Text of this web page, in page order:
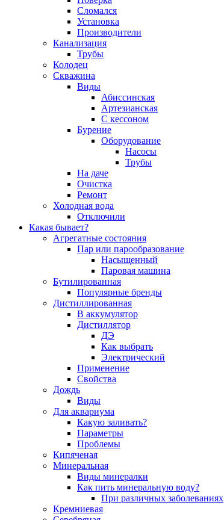
Сломался
Установка
Производители
Канализация
Трубы
Колодец
Скважина
Виды
Абиссинская
Артезианская
С кессоном
Бурение
Оборудование
Насосы
Трубы
На даче
Очистка
Ремонт
Холодная вода
Отключили
Какая бывает?
Агрегатные состояния
Пар или парообразование
Насыщенный
Паровая машина
Бутилированная
Популярные бренды
Дистиллированная
В аккумулятор
Дистиллятор
ДЭ
Как выбрать
Электрический
Применение
Свойства
Дождь
Виды
Для аквариума
Какую заливать?
Параметры
Проблемы
Кипяченая
Минеральная
Виды минералки
Как пить минеральную воду?
При различных заболеваниях
Кремниевая